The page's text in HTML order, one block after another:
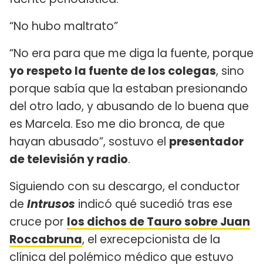
“No hubo maltrato”
“No era para que me diga la fuente, porque
yo respeto la fuente de los colegas, sino
porque sabía que la estaban presionando
del otro lado, y abusando de lo buena que
es Marcela. Eso me dio bronca, de que
hayan abusado”, sostuvo el presentador
de televisión y radio.
Siguiendo con su descargo, el conductor
de Intrusos indicó qué sucedió tras ese
cruce por los dichos de Tauro sobre Juan
Roccabruna, el exrecepcionista de la
clínica del polémico médico que estuvo